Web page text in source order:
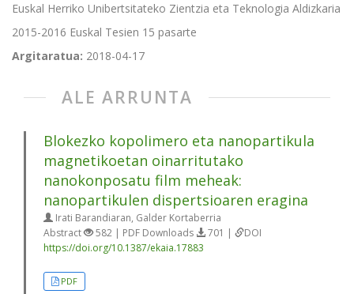
Euskal Herriko Unibertsitateko Zientzia eta Teknologia Aldizkaria
2015-2016 Euskal Tesien 15 pasarte
Argitaratua: 2018-04-17
ALE ARRUNTA
Blokezko kopolimero eta nanopartikula
magnetikoetan oinarritutako
nanokonposatu film meheak:
nanopartikulen dispertsioaren eragina
Irati Barandiaran, Galder Kortaberria
Abstract
582 | PDF Downloads 701 |
DOI
https://doi.org/10.1387/ekaia.17883
PDF